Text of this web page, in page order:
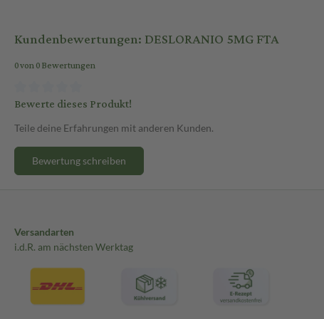
Kundenbewertungen: DESLORANIO 5MG FTA
0 von 0 Bewertungen
Bewerte dieses Produkt!
Teile deine Erfahrungen mit anderen Kunden.
Bewertung schreiben
Versandarten
i.d.R. am nächsten Werktag